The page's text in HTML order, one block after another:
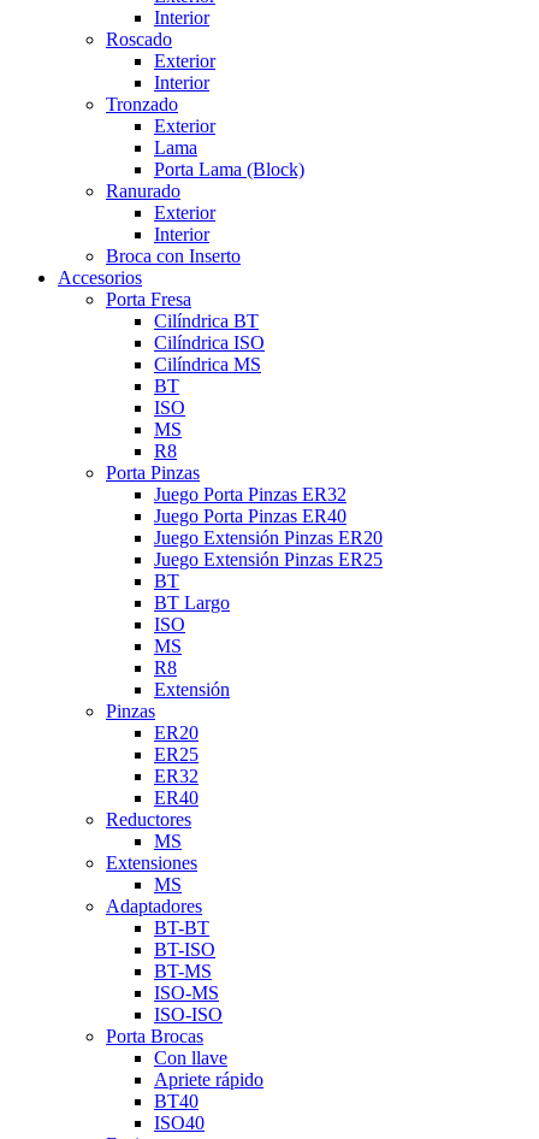
Interior
Roscado
Exterior
Interior
Tronzado
Exterior
Lama
Porta Lama (Block)
Ranurado
Exterior
Interior
Broca con Inserto
Accesorios
Porta Fresa
Cilíndrica BT
Cilíndrica ISO
Cilíndrica MS
BT
ISO
MS
R8
Porta Pinzas
Juego Porta Pinzas ER32
Juego Porta Pinzas ER40
Juego Extensión Pinzas ER20
Juego Extensión Pinzas ER25
BT
BT Largo
ISO
MS
R8
Extensión
Pinzas
ER20
ER25
ER32
ER40
Reductores
MS
Extensiones
MS
Adaptadores
BT-BT
BT-ISO
BT-MS
ISO-MS
ISO-ISO
Porta Brocas
Con llave
Apriete rápido
BT40
ISO40